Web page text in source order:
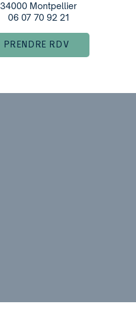
34000 Montpellier
06 07 70 92 21
PRENDRE RDV